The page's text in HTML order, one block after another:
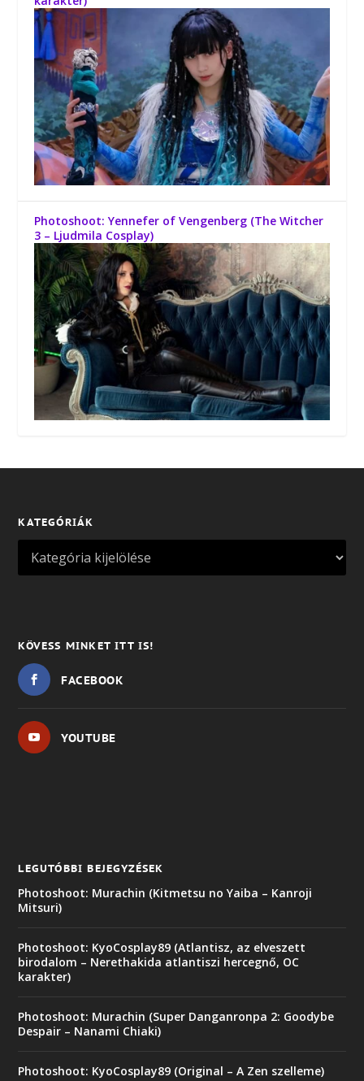
Photoshoot: Yennefer of Vengenberg (The Witcher
3 – Ljudmila Cosplay)
KATEGÓRIÁK
KÖVESS MINKET ITT IS!
FACEBOOK
YOUTUBE
LEGUTÓBBI BEJEGYZÉSEK
Photoshoot: Murachin (Kitmetsu no Yaiba – Kanroji
Mitsuri)
Photoshoot: KyoCosplay89 (Atlantisz, az elveszett
birodalom – Nerethakida atlantiszi hercegnő, OC
karakter)
Photoshoot: Murachin (Super Danganronpa 2: Goodybe
Despair – Nanami Chiaki)
Photoshoot: KyoCosplay89 (Original – A Zen szelleme)